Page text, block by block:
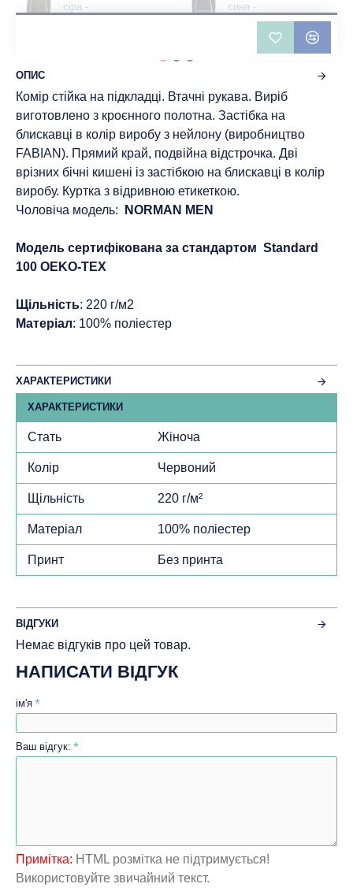
сіра -
синя -
02093318(SOLS)
ОПИС
Комір стійка на підкладці. Втачні рукава. Виріб
виготовлено з кроєнного полотна. Застібка на
блискавці в колір виробу з нейлону (виробництво
FABIAN). Прямий край, подвійна відстрочка. Дві
врізних бічні кишені із застібкою на блискавці в колір
виробу. Куртка з відривною етикеткою.
Чоловіча модель:
NORMAN MEN
Модель сертифікована за стандартом Standard
100 ОEKO-TEX
Щільність: 220 г/м2
Матеріал: 100% поліестер
ХАРАКТЕРИСТИКИ
ХАРАКТЕРИСТИКИ
Стать Жіноча
Колір Червоний
Щільність 220 г/м²
Матеріал 100% поліестер
Принт Без принта
ВІДГУКИ
Немає відгуків про цей товар.
НАПИСАТИ ВІДГУК
ім'я
Ваш відгук:
Примітка: HTML розмітка не підтримується!
Використовуйте звичайний текст.